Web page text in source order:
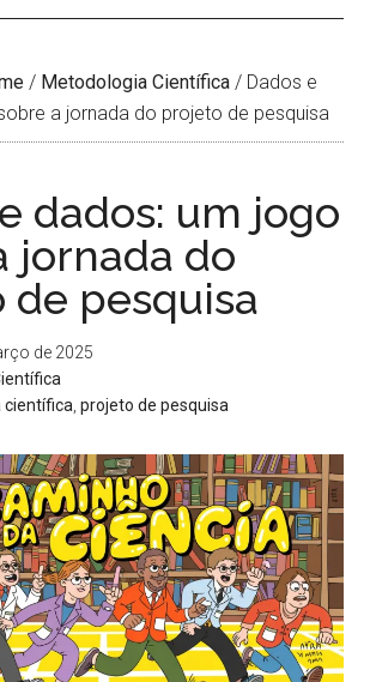
/ Metodologia Cientí­fica / Dados e
a jornada do projeto de pesquisa
dados: um jogo
jornada do
de pesquisa
de 2025
cientí­fica ,projeto de pesquisa